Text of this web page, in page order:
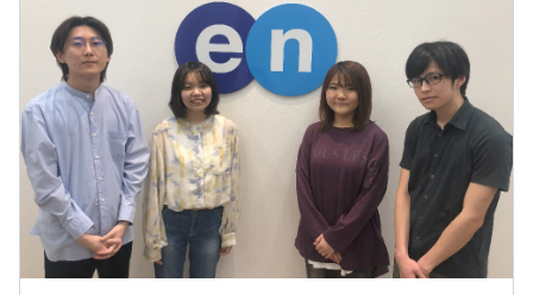
◆『engage（エンゲージ）』
採用HP作成・求人掲載・応募者管理までワンストップ
で、誰もが簡単に求人募集できる、企業向けHR-Techプロ
ダクト。
当社が注力する、最も重要な投資プロダクトのひとつで
す。
◆『エンゲージ』
engageでつくられた求人を探せる求職者向けサイト。
■月給：約50万円以上
・基本給：約37万2,500円以上
・固定残業代：45時間分、約12万7,500円以上
※超過分は別途支給いたします。
（※想定年収は年収提示額を保証するものではありません）